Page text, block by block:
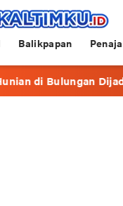
Balikpapan
Dijadikan